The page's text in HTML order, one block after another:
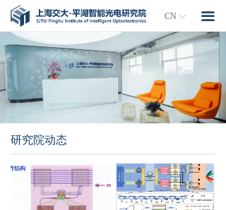
끀
首页
研究院简介
封测平台
院士工作站
项目孵化
政策文件
人才招聘
ꀅ
CN
研究院动态